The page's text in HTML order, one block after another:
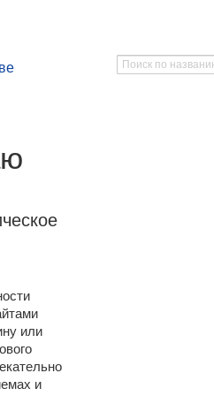
или
и